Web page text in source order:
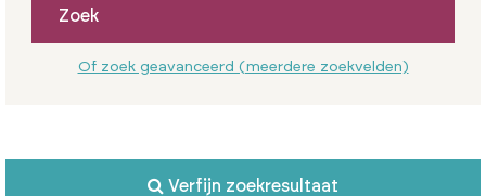
Zoek
Of zoek geavanceerd (meerdere zoekvelden)
Verfijn zoekresultaat